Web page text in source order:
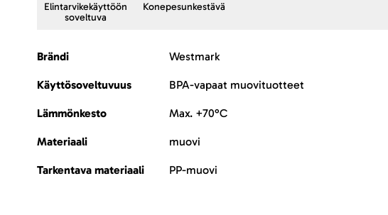
Elintarvikekäyttöön
soveltuva
Konepesunkestävä
Lisätietoja
Brändi Westmark
Käyttösoveltuvuus BPA-vapaat muovituotteet
Lämmönkesto Max. +70°C
Materiaali muovi
Tarkentava materiaali PP-muovi